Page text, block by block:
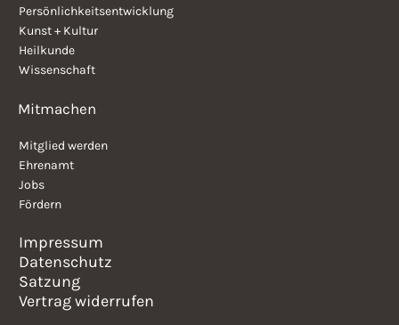
Persönlichkeitsentwicklung
Kunst + Kultur
Heilkunde
Wissenschaft
Mitmachen
Mitglied werden
Ehrenamt
Jobs
Fördern
Impressum
Datenschutz
Satzung
Vertrag widerrufen